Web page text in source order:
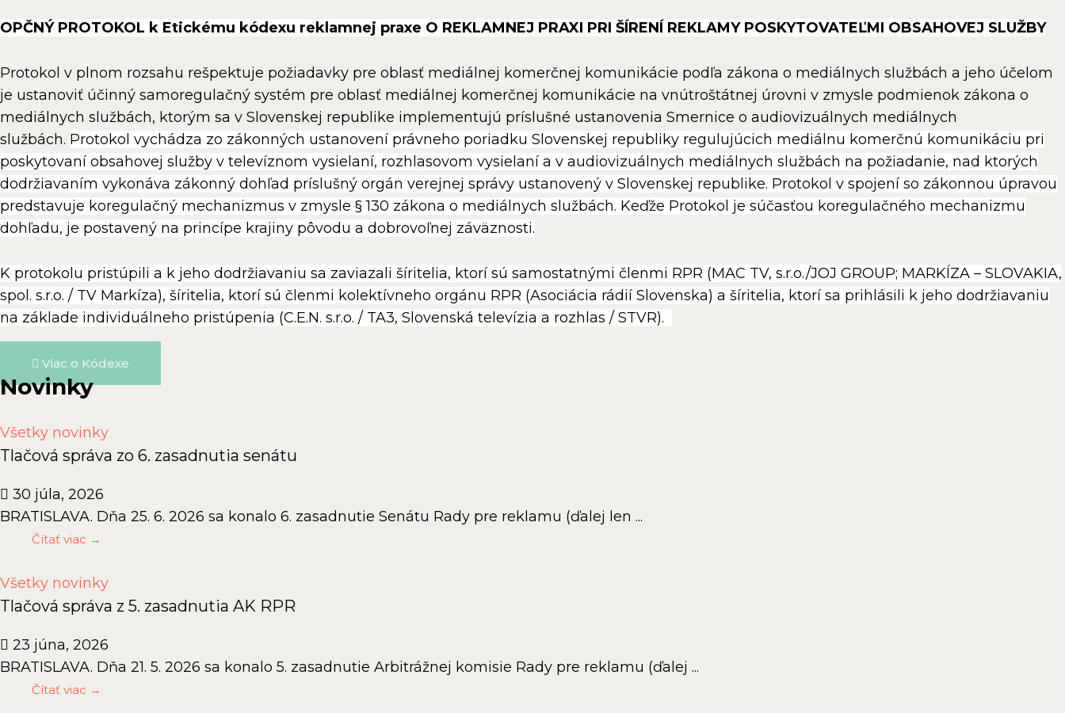
OPČNÝ PROTOKOL k Etickému kódexu reklamnej praxe O REKLAMNEJ PRAXI PRI ŠÍRENÍ REKLAMY POSKYTOVATEĽMI OBSAHOVEJ SLUŽBY
Protokol v plnom rozsahu rešpektuje požiadavky pre oblasť mediálnej komerčnej komunikácie podľa zákona o mediálnych službách a jeho účelom
je ustanoviť účinný samoregulačný systém pre oblasť mediálnej komerčnej komunikácie na vnútroštátnej úrovni v zmysle podmienok zákona o
mediálnych službách, ktorým sa v Slovenskej republike implementujú príslušné ustanovenia Smernice o audiovizuálnych mediálnych
službách. Protokol vychádza zo zákonných ustanovení právneho poriadku Slovenskej republiky regulujúcich mediálnu komerčnú komunikáciu pri
poskytovaní obsahovej služby v televíznom vysielaní, rozhlasovom vysielaní a v audiovizuálnych mediálnych službách na požiadanie, nad ktorých
dodržiavaním vykonáva zákonný dohľad príslušný orgán verejnej správy ustanovený v Slovenskej republike. Protokol v spojení so zákonnou úpravou
predstavuje koregulačný mechanizmus v zmysle § 130 zákona o mediálnych službách. Keďže Protokol je súčasťou koregulačného mechanizmu
dohľadu, je postavený na princípe krajiny pôvodu a dobrovoľnej záväznosti.
K protokolu pristúpili a k jeho dodržiavaniu sa zaviazali šíritelia, ktorí sú samostatnými členmi RPR (MAC TV, s.r.o./JOJ GROUP; MARKÍZA – SLOVAKIA,
spol. s.r.o. / TV Markíza), šíritelia, ktorí sú členmi kolektívneho orgánu RPR (Asociácia rádií Slovenska) a šíritelia, ktorí sa prihlásili k jeho dodržiavaniu
na základe individuálneho pristúpenia (C.E.N. s.r.o. / TA3, Slovenská televízia a rozhlas / STVR).
Viac o Kódexe
Novinky
Všetky novinky
Tlačová správa zo 6. zasadnutia senátu
30 júla, 2026
BRATISLAVA. Dňa 25. 6. 2026 sa konalo 6. zasadnutie Senátu Rady pre reklamu (ďalej len ...
Čítať viac →
Všetky novinky
Tlačová správa z 5. zasadnutia AK RPR
23 júna, 2026
BRATISLAVA. Dňa 21. 5. 2026 sa konalo 5. zasadnutie Arbitrážnej komisie Rady pre reklamu (ďalej ...
Čítať viac →